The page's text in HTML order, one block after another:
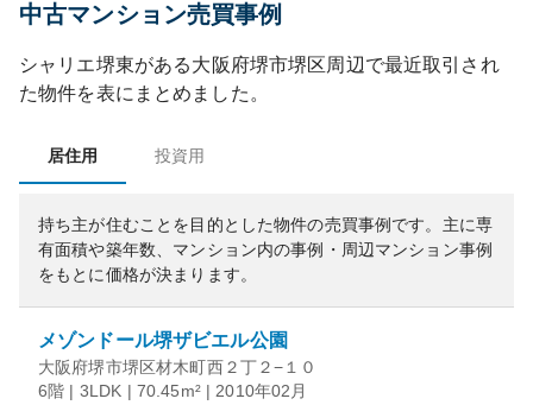
中古マンション売買事例
シャリエ堺東がある大阪府堺市堺区周辺で最近取引され
た物件を表にまとめました。
居住用 投資用
持ち主が住むことを目的とした物件の売買事例です。 主に専
有面積や築年数、マンション内の事例・周辺マンション事例
をもとに価格が決まります。
メゾンドール堺ザビエル公園
大阪府堺市堺区材木町西２丁２−１０
6階 | 3LDK | 70.45m² | 2010年02月